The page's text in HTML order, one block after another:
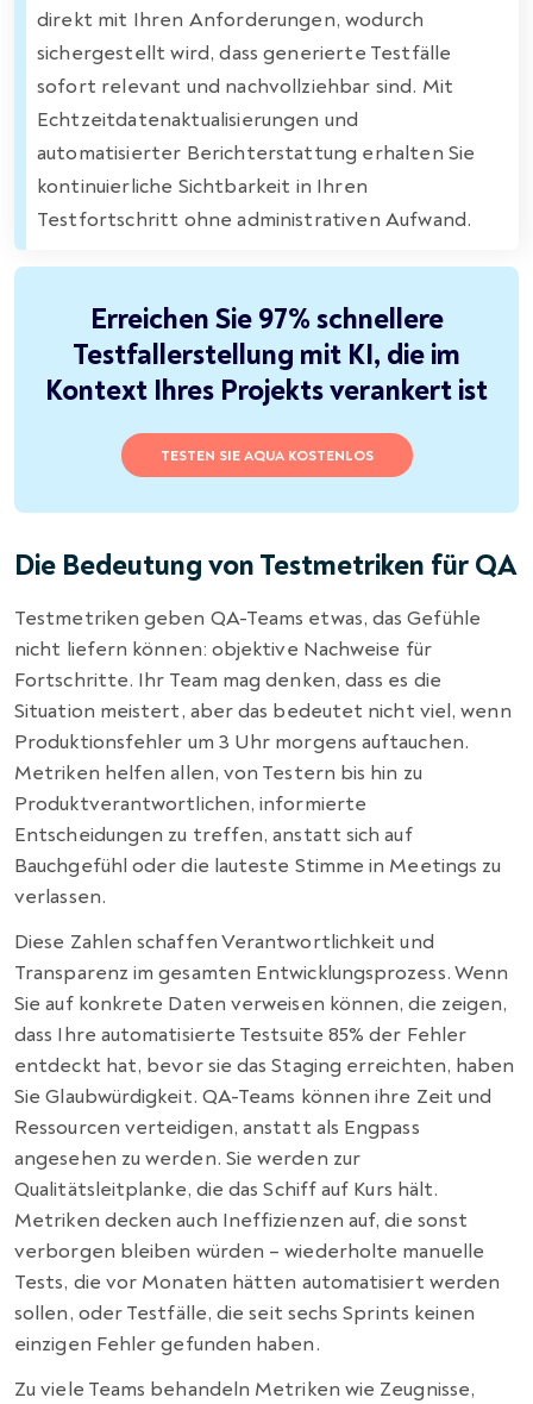
direkt mit Ihren Anforderungen, wodurch
sichergestellt wird, dass generierte Testfälle
sofort relevant und nachvollziehbar sind. Mit
Echtzeitdatenaktualisierungen und
automatisierter Berichterstattung erhalten Sie
kontinuierliche Sichtbarkeit in Ihren
Testfortschritt ohne administrativen Aufwand.
Erreichen Sie 97% schnellere
Testfallerstellung mit KI, die im
Kontext Ihres Projekts verankert ist
TESTEN SIE AQUA KOSTENLOS
Die Bedeutung von Testmetriken für QA
Testmetriken geben QA-Teams etwas, das Gefühle
nicht liefern können: objektive Nachweise für
Fortschritte. Ihr Team mag denken, dass es die
Situation meistert, aber das bedeutet nicht viel, wenn
Produktionsfehler um 3 Uhr morgens auftauchen.
Metriken helfen allen, von Testern bis hin zu
Produktverantwortlichen, informierte
Entscheidungen zu treffen, anstatt sich auf
Bauchgefühl oder die lauteste Stimme in Meetings zu
verlassen.
Diese Zahlen schaffen Verantwortlichkeit und
Transparenz im gesamten Entwicklungsprozess. Wenn
Sie auf konkrete Daten verweisen können, die zeigen,
dass Ihre automatisierte Testsuite 85% der Fehler
entdeckt hat, bevor sie das Staging erreichten, haben
Sie Glaubwürdigkeit. QA-Teams können ihre Zeit und
Ressourcen verteidigen, anstatt als Engpass
angesehen zu werden. Sie werden zur
Qualitätsleitplanke, die das Schiff auf Kurs hält.
Metriken decken auch Ineffizienzen auf, die sonst
verborgen bleiben würden – wiederholte manuelle
Tests, die vor Monaten hätten automatisiert werden
sollen, oder Testfälle, die seit sechs Sprints keinen
einzigen Fehler gefunden haben.
Zu viele Teams behandeln Metriken wie Zeugnisse,